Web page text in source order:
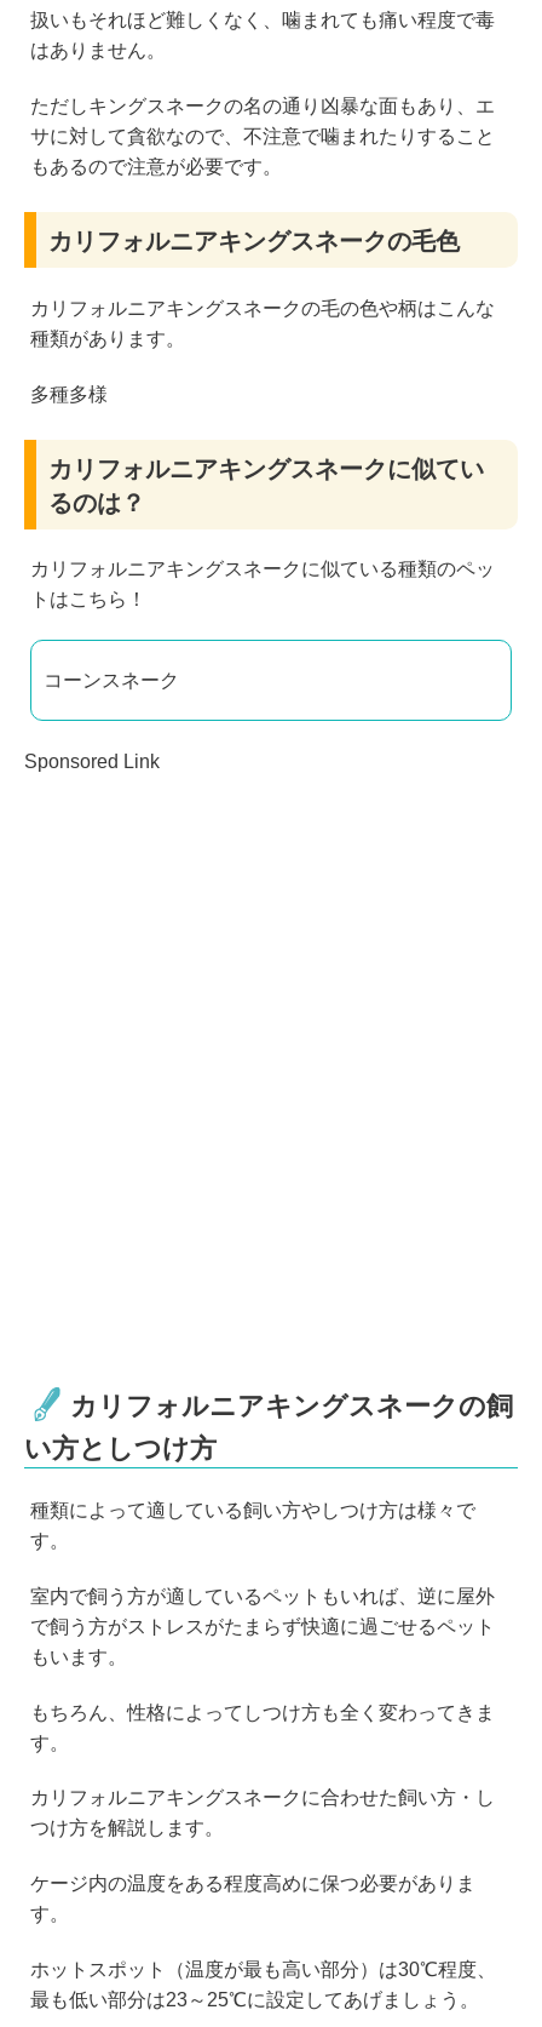
扱いもそれほど難しくなく、噛まれても痛い程度で毒
はありません。
ただしキングスネークの名の通り凶暴な面もあり、エ
サに対して貪欲なので、不注意で噛まれたりすること
もあるので注意が必要です。
カリフォルニアキングスネークの毛色
カリフォルニアキングスネークの毛の色や柄はこんな
種類があります。
多種多様
カリフォルニアキングスネークに似てい
るのは？
カリフォルニアキングスネークに似ている種類のペッ
トはこちら！
コーンスネーク
Sponsored Link
カリフォルニアキングスネークの飼
い方としつけ方
種類によって適している飼い方やしつけ方は様々で
す。
室内で飼う方が適しているペットもいれば、逆に屋外
で飼う方がストレスがたまらず快適に過ごせるペット
もいます。
もちろん、性格によってしつけ方も全く変わってきま
す。
カリフォルニアキングスネークに合わせた飼い方・し
つけ方を解説します。
ケージ内の温度をある程度高めに保つ必要がありま
す。
ホットスポット（温度が最も高い部分）は30℃程度、
最も低い部分は23～25℃に設定してあげましょう。